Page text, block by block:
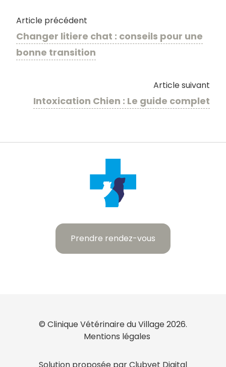
Article précédent
Changer litiere chat : conseils pour une
bonne transition
Article suivant
Intoxication Chien : Le guide complet
Prendre rendez-vous
© Clinique Vétérinaire du Village 2026.
Mentions légales